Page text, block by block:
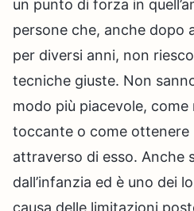
un punto di forza in
persone che, anche dopo
per diversi anni, non
tecniche giuste. Non
modo più piacevole,
toccante o come ottenere
attraverso di esso. Anche
dall’infanzia ed è uno dei
causa delle limitazioni